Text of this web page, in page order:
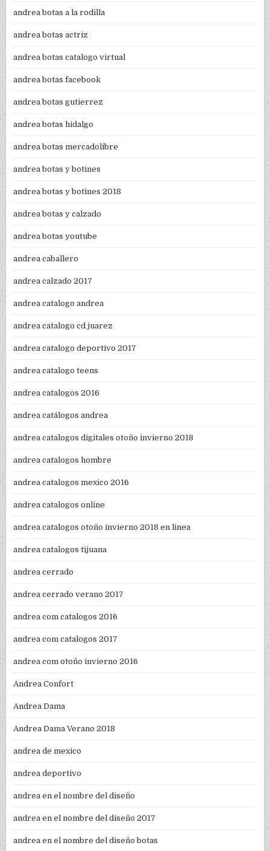
andrea botas a la rodilla
andrea botas actriz
andrea botas catalogo virtual
andrea botas facebook
andrea botas gutierrez
andrea botas hidalgo
andrea botas mercadolibre
andrea botas y botines
andrea botas y botines 2018
andrea botas y calzado
andrea botas youtube
andrea caballero
andrea calzado 2017
andrea catalogo andrea
andrea catalogo cd juarez
andrea catalogo deportivo 2017
andrea catalogo teens
andrea catalogos 2016
andrea catálogos andrea
andrea catalogos digitales otoño invierno 2018
andrea catalogos hombre
andrea catalogos mexico 2016
andrea catalogos online
andrea catalogos otoño invierno 2018 en linea
andrea catalogos tijuana
andrea cerrado
andrea cerrado verano 2017
andrea com catalogos 2016
andrea com catalogos 2017
andrea com otoño invierno 2016
Andrea Confort
Andrea Dama
Andrea Dama Verano 2018
andrea de mexico
andrea deportivo
andrea en el nombre del diseño
andrea en el nombre del diseño 2017
andrea en el nombre del diseño botas